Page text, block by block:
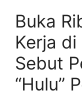
Buka
Kerja di
Sebut
“Hulu”